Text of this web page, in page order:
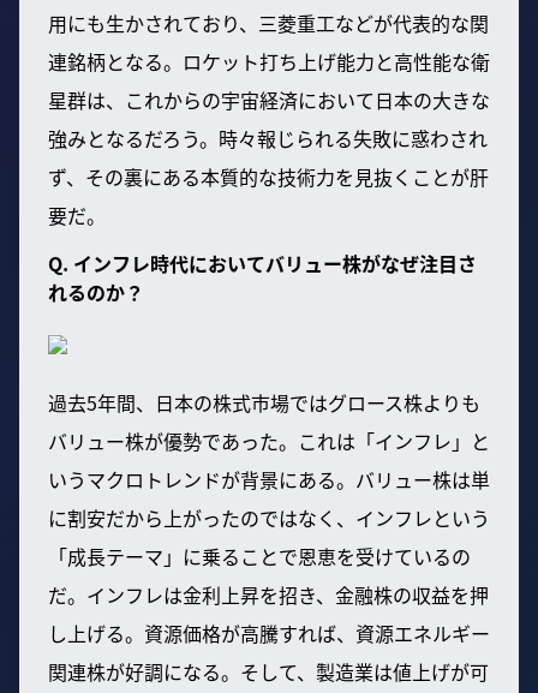
用にも生かされており、三菱重工などが代表的な関
連銘柄となる。ロケット打ち上げ能力と高性能な衛
星群は、これからの宇宙経済において日本の大きな
強みとなるだろう。時々報じられる失敗に惑わされ
ず、その裏にある本質的な技術力を見抜くことが肝
要だ。
Q. インフレ時代においてバリュー株がなぜ注目さ
れるのか？
過去5年間、日本の株式市場ではグロース株よりも
バリュー株が優勢であった。これは「インフレ」と
いうマクロトレンドが背景にある。バリュー株は単
に割安だから上がったのではなく、インフレという
「成長テーマ」に乗ることで恩恵を受けているの
だ。インフレは金利上昇を招き、金融株の収益を押
し上げる。資源価格が高騰すれば、資源エネルギー
関連株が好調になる。そして、製造業は値上げが可